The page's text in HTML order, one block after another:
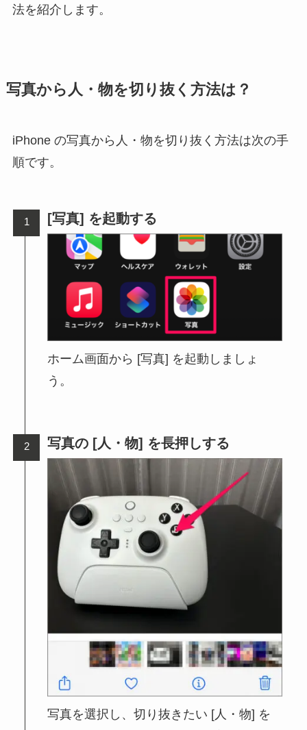
法を紹介します。
写真から人・物を切り抜く方法は？
iPhone の写真から人・物を切り抜く方法は次の手
順です。
[写真] を起動する
ホーム画面から [写真] を起動しましょ
う。
写真の [人・物] を長押しする
写真を選択し、切り抜きたい [人・物] を